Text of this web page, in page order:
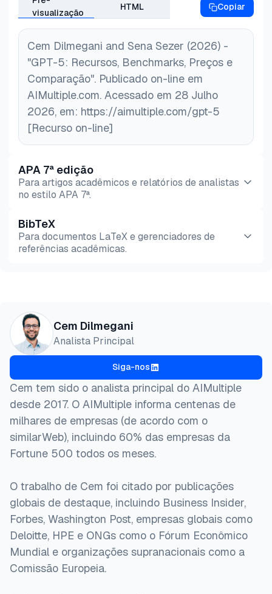
visualização
HTML Copiar
Cem Dilmegani and Sena Sezer (2026) -
"GPT-5: Recursos, Benchmarks, Preços e
Comparação". Publicado on-line em
AIMultiple.com. Acessado em 28 Julho
2026, em: https://aimultiple.com/gpt-5
[Recurso on-line]
APA 7ª edição
Para artigos acadêmicos e relatórios de analistas
no estilo APA 7ª.
Pré-
visualização
HTML
BibTeX
Para documentos LaTeX e gerenciadores de
referências acadêmicas.
@misc{dilmegani2026,
  author = {Dilmegani, Cem and Sezer, Sena},
title  = {{GPT-5: Recursos, Benchmarks, Preços
  year   = {2026},
howpublished    = {\url{https://aimultiple.com/
  note   = {AIMultiple. Acessado em 28 Julho 2026}
}
Cem Dilmegani
Analista Principal
Siga-nos
Cem tem sido o analista principal do AIMultiple
desde 2017. O AIMultiple informa centenas de
milhares de empresas (de acordo com o
similarWeb), incluindo 60% das empresas da
Fortune 500 todos os meses.
O trabalho de Cem foi citado por publicações
globais de destaque, incluindo Business Insider,
Forbes, Washington Post, empresas globais como
Deloitte, HPE e ONGs como o Fórum Econômico
Mundial e organizações supranacionais como a
Comissão Europeia.